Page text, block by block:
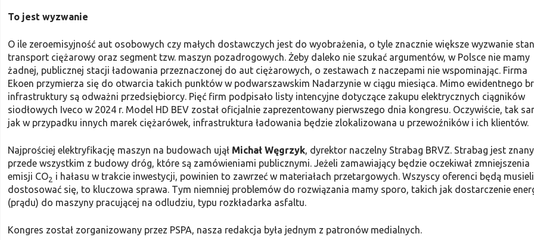
To jest wyzwanie
O ile zeroemisyjność aut osobowych czy małych dostawczych jest do wyobrażenia, o tyle znacznie większe wyzwanie
transport ciężarowy oraz segment tzw. maszyn pozadrogowych. Żeby daleko nie szukać argumentów, w Polsce nie mamy
żadnej, publicznej stacji ładowania przeznaczonej do aut ciężarowych, o zestawach z naczepami nie wspominając. Firma
Ekoen przymierza się do otwarcia takich punktów w podwarszawskim Nadarzynie w ciągu miesiąca. Mimo ewidentnego
infrastruktury są odważni przedsiębiorcy. Pięć firm podpisało listy intencyjne dotyczące zakupu elektrycznych ciągników
siodłowych Iveco w 2024 r. Model HD BEV został oficjalnie zaprezentowany pierwszego dnia kongresu. Oczywiście, tak
jak w przypadku innych marek ciężarówek, infrastruktura ładowania będzie zlokalizowana u przewoźników i ich klientów.
Najprościej elektryfikację maszyn na budowach ujął Michał Węgrzyk, dyrektor naczelny Strabag BRVZ. Strabag jest znany
przede wszystkim z budowy dróg, które są zamówieniami publicznymi. Jeżeli zamawiający będzie oczekiwał zmniejszenia
emisji CO2 i hałasu w trakcie inwestycji, powinien to zawrzeć w materiałach przetargowych. Wszyscy oferenci będą musieli
dostosować się, to kluczowa sprawa. Tym niemniej problemów do rozwiązania mamy sporo, takich jak dostarczenie
(prądu) do maszyny pracującej na odludziu, typu rozkładarka asfaltu.
Kongres został zorganizowany przez PSPA, nasza redakcja była jednym z patronów medialnych.